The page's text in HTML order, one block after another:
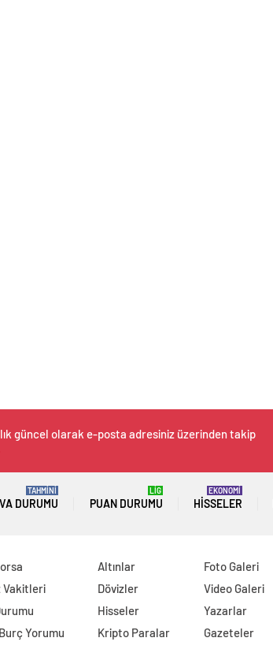
güncel olarak e-posta adresiniz üzerinden takip
DURUMU
TAHMİNİ
PUAN DURUMU
LİG
HISSELER
EKONOMİ
Vakitleri
Yorumu
Altınlar
Dövizler
Hisseler
Kripto Paralar
Foto Galeri
Video Galeri
Yazarlar
Gazeteler